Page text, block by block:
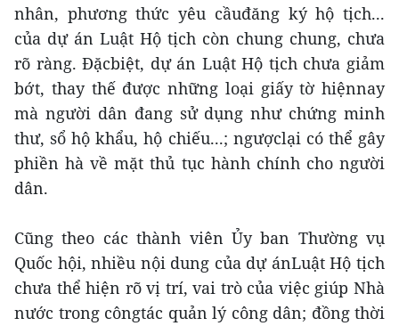
nhân, phương thức yêu cầuđăng ký hộ tịch...
của dự án Luật Hộ tịch còn chung chung, chưa
rõ ràng. Đặcbiệt, dự án Luật Hộ tịch chưa giảm
bớt, thay thế được những loại giấy tờ hiệnnay
mà người dân đang sử dụng như chứng minh
thư, sổ hộ khẩu, hộ chiếu...; ngượclại có thể gây
phiền hà về mặt thủ tục hành chính cho người
dân.
Cũng theo các thành viên Ủy ban Thường vụ
Quốc hội, nhiều nội dung của dự ánLuật Hộ tịch
chưa thể hiện rõ vị trí, vai trò của việc giúp Nhà
nước trong côngtác quản lý công dân; đồng thời